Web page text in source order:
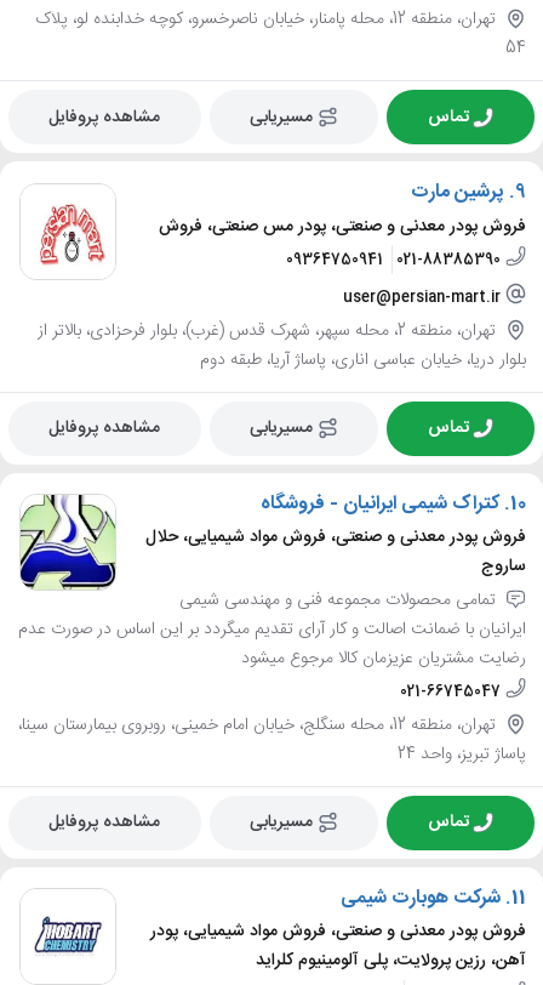
تهران، منطقه 12، محله پامنار، خیابان ناصرخسرو، کوچه خدابنده لو، پلاک
54
تماس مسیریابی مشاهده پروفایل
9. پرشین مارت
فروش پودر معدنی و صنعتی، پودر مس صنعتی، فروش
021-88385390
09364750941
user@persian-mart.ir
تهران، منطقه 2، محله سپهر، شهرک قدس (غرب)، بلوار فرحزادی، بالاتر از
بلوار دریا، خیابان عباسی اناری، پاساژ آریا، طبقه دوم
تماس مسیریابی مشاهده پروفایل
10. کتراک شیمی ایرانیان - فروشگاه
فروش پودر معدنی و صنعتی، فروش مواد شیمیایی، حلال
ساروج
تمامی محصولات مجموعه فنی و مهندسی شیمی
ایرانیان با ضمانت اصالت و کار آرای تقدیم میگردد بر این اساس در صورت عدم
رضایت مشتریان عزیزمان کالا مرجوع میشود
021-66745047
تهران، منطقه 12، محله سنگلج، خیابان امام خمینی، روبروی بیمارستان سینا،
پاساژ تبریز، واحد 24
تماس مسیریابی مشاهده پروفایل
11. شرکت هوبارت شیمی
فروش پودر معدنی و صنعتی، فروش مواد شیمیایی، پودر
آهن، رزین پرولایت، پلی آلومینیوم کلراید